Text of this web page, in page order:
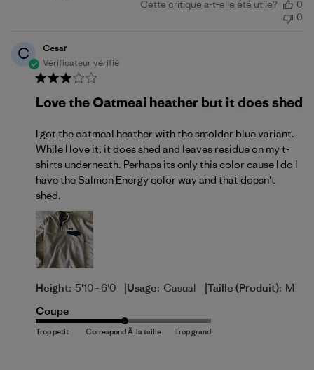
Cette critique a-t-elle été utile?
0
0
C
Cesar
Vérificateur vérifié
Love the Oatmeal heather but it does shed
I got the oatmeal heather with the smolder blue variant.
While I love it, it does shed and leaves residue on my t-
shirts underneath. Perhaps its only this color cause I do I
have the Salmon Energy color way and that doesn't
shed.
Height: 5'10 - 6'0 |Usage: Casual |Taille (produit): M
Coupe